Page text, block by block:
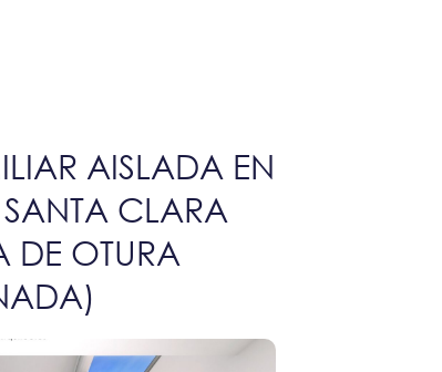
AISLADA EN
CLARA
DE OTURA